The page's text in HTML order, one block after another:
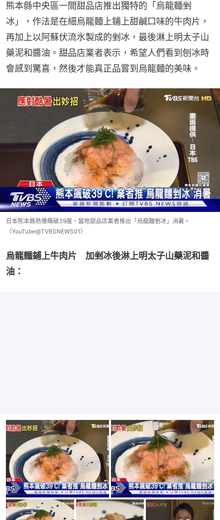
熊本縣中央區一間甜品店推出獨特的「烏龍麵剉
冰」，作法是在細烏龍麵上鋪上甜鹹口味的牛肉片，
再加上以阿蘇伏流水製成的剉冰，最後淋上明太子山
藥泥和醬油。甜品店業者表示，希望人們看到刨冰時
會感到驚喜，然後才能真正品嘗到烏龍麵的美味。
日本熊本縣熱爆飆破39度，當地甜品店業者推出「烏龍麵剉冰」消暑。
（YouTube@TVBSNEWS01）
烏龍麵鋪上牛肉片　加剉冰後淋上明太子山藥泥和醬
油：